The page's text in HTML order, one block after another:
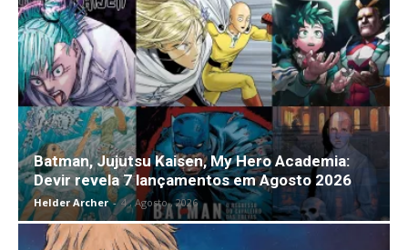
Batman, Jujutsu Kaisen, My Hero Academia:
Devir revela 7 lançamentos em Agosto 2026
Helder Archer - 4 , Agosto , 2026